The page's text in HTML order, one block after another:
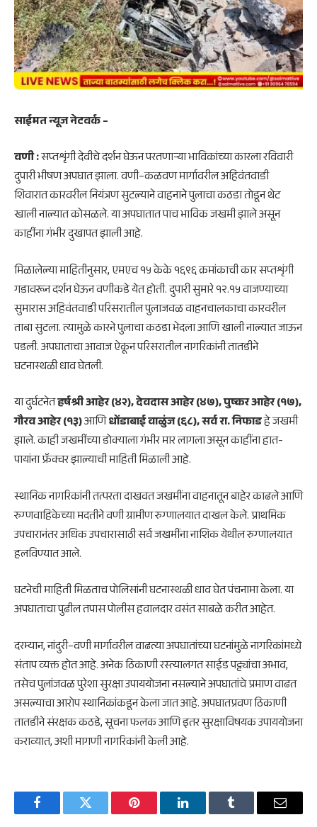
साईमत न्यूज नेटवर्क –
वणी :सप्तशृंगी देवीचे दर्शन घेऊन परतणाऱ्या भाविकांच्या कारला रविवारी
दुपारी भीषण अपघात झाला. वणी–कळवण मार्गावरील अहिवंतवाडी
शिवारात कारवरील नियंत्रण सुटल्याने वाहनाने पुलाचा कठडा तोडून थेट
खाली नाल्यात कोसळले. या अपघातात पाच भाविक जखमी झाले असून
काहींना गंभीर दुखापत झाली आहे.
मिळालेल्या माहितीनुसार, एमएच १५ केके १६९६ क्रमांकाची कार सप्तशृंगी
गडावरून दर्शन घेऊन वणीकडे येत होती. दुपारी सुमारे १२.१५ वाजण्याच्या
सुमारास अहिवंतवाडी परिसरातील पुलाजवळ वाहनचालकाचा कारवरील
ताबा सुटला. त्यामुळे कारने पुलाचा कठडा भेदला आणि खाली नाल्यात जाऊन
पडली. अपघाताचा आवाज ऐकून परिसरातील नागरिकांनी तातडीने
घटनास्थळी धाव घेतली.
या दुर्घटनेतहर्षश्री आहेर (४२), देवदास आहेर (४७), पुष्कर आहेर (१७),
गौरव आहेर (१३)आणिधोंडाबाई वाळुंज (६८), सर्व रा. निफाडहे जखमी
झाले. काही जखमींच्या डोक्याला गंभीर मार लागला असून काहींना हात-
पायांना फ्रॅक्चर झाल्याची माहिती मिळाली आहे.
स्थानिक नागरिकांनी तत्परता दाखवत जखमींना वाहनातून बाहेर काढले आणि
रुग्णवाहिकेच्या मदतीने वणी ग्रामीण रुग्णालयात दाखल केले. प्राथमिक
उपचारानंतर अधिक उपचारासाठी सर्व जखमींना नाशिक येथील रुग्णालयात
हलविण्यात आले.
घटनेची माहिती मिळताच पोलिसांनी घटनास्थळी धाव घेत पंचनामा केला. या
अपघाताचा पुढील तपास पोलीस हवालदार वसंत साबळे करीत आहेत.
दरम्यान, नांदुरी–वणी मार्गावरील वाढत्या अपघातांच्या घटनांमुळे नागरिकांमध्ये
संताप व्यक्त होत आहे. अनेक ठिकाणी रस्त्यालगत साईड पट्ट्यांचा अभाव,
तसेच पुलांजवळ पुरेशा सुरक्षा उपाययोजना नसल्याने अपघातांचे प्रमाण वाढत
असल्याचा आरोप स्थानिकांकडून केला जात आहे. अपघातप्रवण ठिकाणी
तातडीने संरक्षक कठडे, सूचना फलक आणि इतर सुरक्षाविषयक उपाययोजना
कराव्यात, अशी मागणी नागरिकांनी केली आहे.
FacebookTwitter Pinterest LinkedInTumblr Email